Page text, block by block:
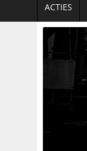
ACTIES